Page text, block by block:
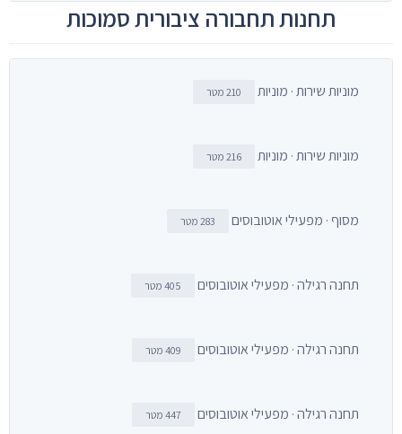
תחנות תחבורה ציבורית סמוכות
מוניות שירות · מוניות 210 מטר
מוניות שירות · מוניות 216 מטר
מסוף · מפעילי אוטובוסים 283 מטר
תחנה רגילה · מפעילי אוטובוסים 405 מטר
תחנה רגילה · מפעילי אוטובוסים 409 מטר
תחנה רגילה · מפעילי אוטובוסים 447 מטר